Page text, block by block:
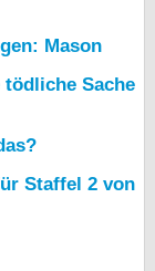
Mason
tödliche Sache
Staffel 2 von